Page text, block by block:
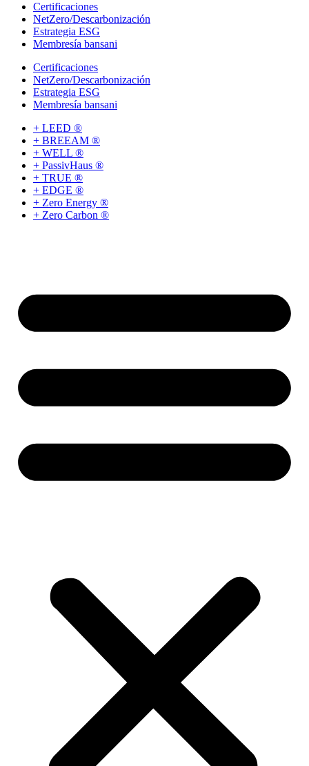
Certificaciones
NetZero/Descarbonización
Estrategia ESG
Membresía bansani
Certificaciones
NetZero/Descarbonización
Estrategia ESG
Membresía bansani
+ LEED ®
+ BREEAM ®
+ WELL ®
+ PassivHaus ®
+ TRUE ®
+ EDGE ®
+ Zero Energy ®
+ Zero Carbon ®